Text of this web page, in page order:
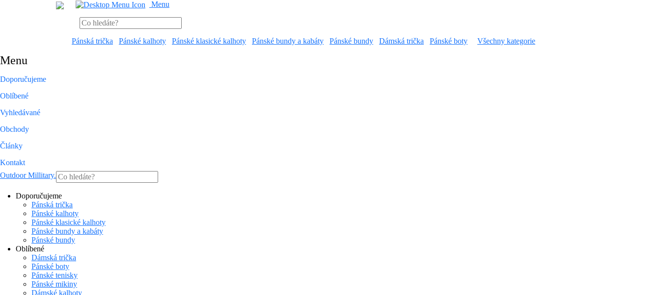
Menu
Pánská trička Pánské kalhoty Pánské klasické kalhoty Pánské bundy a kabáty Pánské bundy Dámská trička Pánské boty Všechny kategorie
Menu
Doporučujeme
Oblíbené
Vyhledávané
Obchody
Články
Kontakt
Outdoor Millitary.
Doporučujeme
Pánská trička
Pánské kalhoty
Pánské klasické kalhoty
Pánské bundy a kabáty
Pánské bundy
Oblíbené
Dámská trička
Pánské boty
Pánské tenisky
Pánské mikiny
Dámské kalhoty